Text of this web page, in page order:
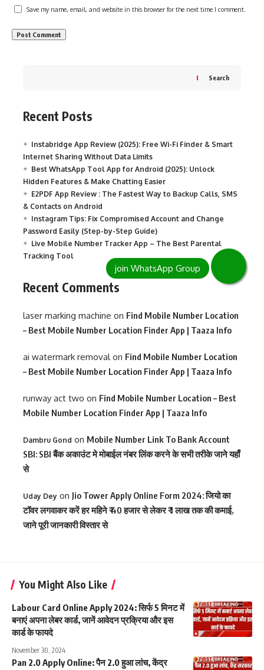
Save my name, email, and website in this browser for the next time I comment.
Search
Recent Posts
Instabridge App Review (2025): Free Wi-Fi Finder & Smart
Internet Sharing Without Data Limits
Best WhatsApp Tool App for Android (2025): Unlock
Hidden Features & Make Chatting Easier
E2PDF App Review : The Fastest Way to Backup Calls, SMS
& Contacts on Android
Instagram Tips: Fix Compromised Account and Change
Password Easily (Step-by-Step Guide)
Live Mobile Number Tracker App – The Best Parental
Tracking Tool
Recent Comments
laser marking machine on Find Mobile Number Location
– Best Mobile Number Location Finder App | Taaza Info
ai watermark removalon Find Mobile Number Location
– Best Mobile Number Location Finder App | Taaza Info
runway act two on Find Mobile Number Location – Best
Mobile Number Location Finder App | Taaza Info
Dambru Gond on Mobile Number Link To Bank Account
SBI: SBI बैंक अकाउंट मे मोबाईल नंबर लिंक करने के सभी तरीके जाने यहाँ
से
Uday Dey on Jio Tower Apply Online Form 2024: जियो का
टॉवर लगवाकर करें हर महिने ₹ 40 हजार से लेकर ₹ 1 लाख तक की कमाई,
जाने पूरी जानकारी विस्तार से
You Might Also Like
Labour Card Online Apply 2024: सिर्फ 5 मिनट में
बनाएं अपना लेबर कार्ड, जानें आवेदन प्रक्रिया और इस
कार्ड के फायदे
November 30, 2024
Pan 2.0 Apply Online: पैन 2.0 हुआ लांच, केंद्र